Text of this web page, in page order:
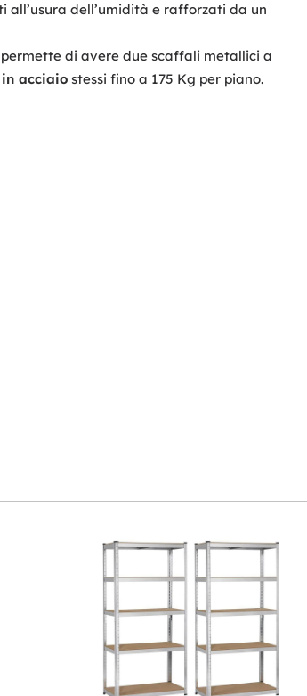
all’usura dell’umidità e rafforzati da un
di avere due scaffali metallici a
acciaio stessi fino a 175 Kg per piano.